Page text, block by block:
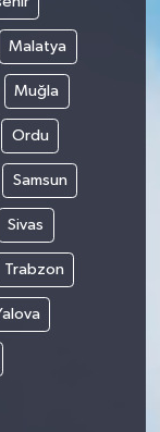
Malatya
Muğla
Ordu
Samsun
Sivas
Trabzon